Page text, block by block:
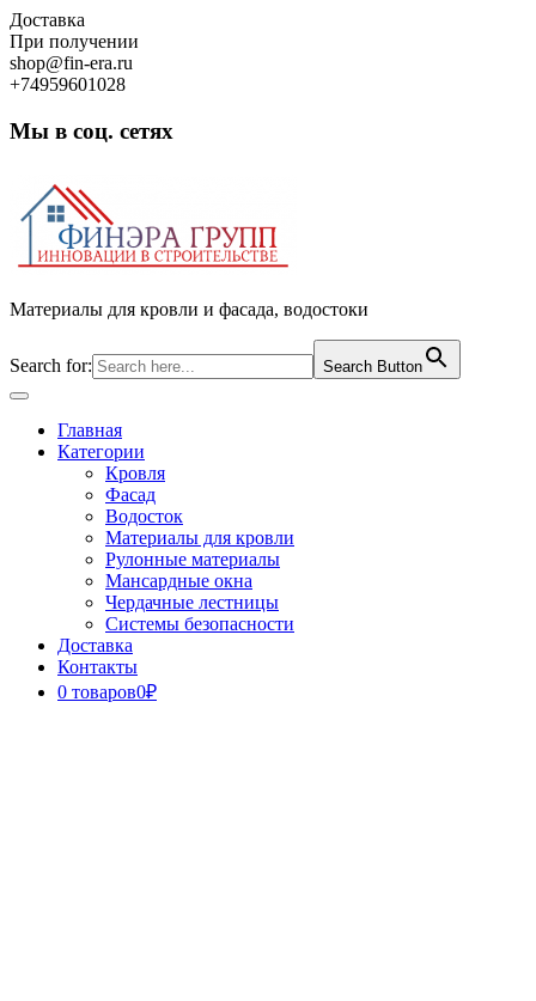
Skip
to
content
Доставка
При получении
shop@fin-era.ru
+74959601028
Мы в соц. сетях
Материалы для кровли и фасада, водостоки
Search for: Search Button
Open
ButtonГлавная
Категории
Кровля
Фасад
Водосток
Материалы для кровли
Рулонные материалы
Мансардные окна
Чердачные лестницы
Системы безопасности
Доставка
Контакты
0 товаров0₽